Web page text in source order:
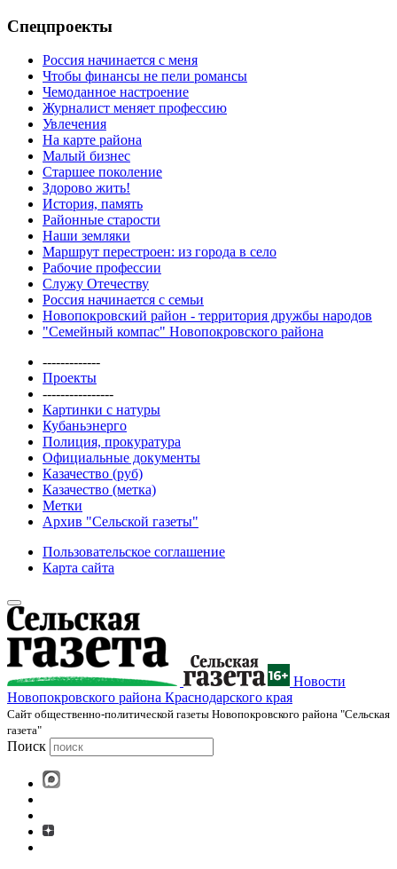
Спецпроекты
Россия начинается с меня
Чтобы финансы не пели романсы
Чемоданное настроение
Журналист меняет профессию
Увлечения
На карте района
Малый бизнес
Старшее поколение
Здорово жить!
История, память
Районные старости
Наши земляки
Маршрут перестроен: из города в село
Рабочие профессии
Служу Отечеству
Россия начинается с семьи
Новопокровский район - территория дружбы народов
"Семейный компас" Новопокровского района
-------------
Проекты
----------------
Картинки с натуры
Кубаньэнерго
Полиция, прокуратура
Официальные документы
Казачество (руб)
Казачество (метка)
Метки
Архив "Сельской газеты"
Пользовательское соглашение
Карта сайта
Новости
Новопокровского района Краснодарского края
Cайт общественно-политической газеты Новопокровского района "Сельская
газета"
Поиск